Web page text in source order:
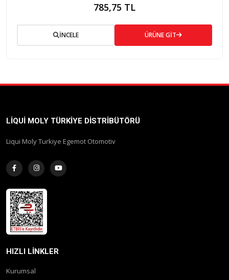
785,75 TL
İNCELE ÜRÜNE GİT
LIQUI MOLY TÜRKIYE DISTRIBÜTÖRÜ
Liqui Moly Turkiye Egemot Otomotiv
HIZLI LINKLER
Kurumsal